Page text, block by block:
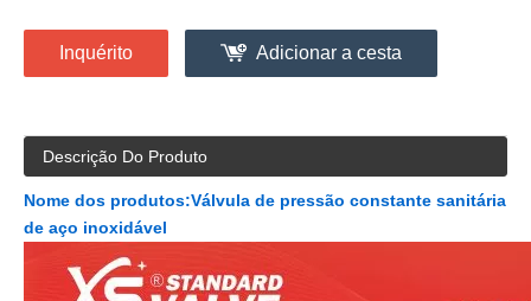
Inquérito Adicionar a cesta
Descrição Do Produto
Nome dos produtos:Válvula de pressão constante sanitária
de aço inoxidável